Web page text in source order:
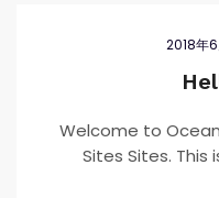
2018年
Welcome to
Sites Sites. This